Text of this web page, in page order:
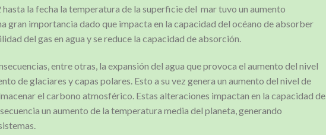
la fecha la temperatura de la superficie del mar tuvo un aumento
gran importancia dado que impacta en la capacidad del océano de absorber
del gas en agua y se reduce la capacidad de absorción.
entre otras, la expansión del agua que provoca el aumento del nivel
de glaciares y capas polares. Esto a su vez genera un aumento del nivel de
el carbono atmosférico. Estas alteraciones impactan en la capacidad de
un aumento de la temperatura media del planeta, generando